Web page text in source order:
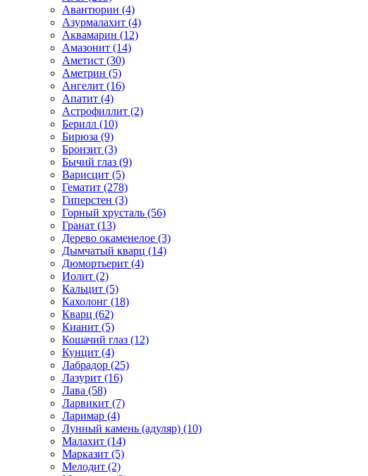
Авантюрин (4)
Азурмалахит (4)
Аквамарин (12)
Амазонит (14)
Аметист (30)
Аметрин (5)
Ангелит (16)
Апатит (4)
Астрофиллит (2)
Берилл (10)
Бирюза (9)
Бронзит (3)
Бычий глаз (9)
Варисцит (5)
Гематит (278)
Гиперстен (3)
Горный хрусталь (56)
Гранат (13)
Дерево окаменелое (3)
Дымчатый кварц (14)
Дюмортьерит (4)
Иолит (2)
Кальцит (5)
Кахолонг (18)
Кварц (62)
Кианит (5)
Кошачий глаз (12)
Кунцит (4)
Лабрадор (25)
Лазурит (16)
Лава (58)
Ларвикит (7)
Ларимар (4)
Лунный камень (адуляр) (10)
Малахит (14)
Марказит (5)
Мелодит (2)